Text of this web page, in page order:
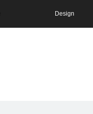
Design